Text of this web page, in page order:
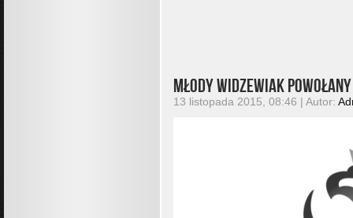
Młody widzewiak
13 listopada 2015, 08:46 | Autor: